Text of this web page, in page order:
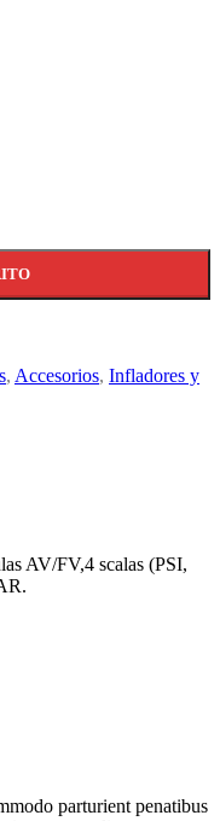
, Accesorios, Infladores y
AV/FV,4 scalas (PSI,
parturient penatibus